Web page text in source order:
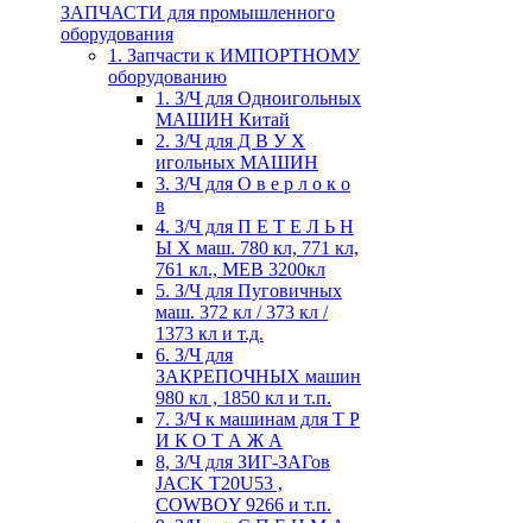
ЗАПЧАСТИ для промышленного
оборудования
1. Запчасти к ИМПОРТНОМУ
оборудованию
1. З/Ч для Одноигольных
МАШИН Китай
2. З/Ч для Д В У Х
игольных МАШИН
3. З/Ч для О в е р л о к о
в
4. З/Ч для П Е Т Е Л Ь Н
Ы Х маш. 780 кл, 771 кл,
761 кл., MEB 3200кл
5. З/Ч для Пуговичных
маш. 372 кл / 373 кл /
1373 кл и т.д.
6. З/Ч для
ЗАКРЕПОЧНЫХ машин
980 кл , 1850 кл и т.п.
7. З/Ч к машинам для Т Р
И К О Т А Ж А
8, З/Ч для ЗИГ-ЗАГов
JACK Т20U53 ,
COWBOY 9266 и т.п.